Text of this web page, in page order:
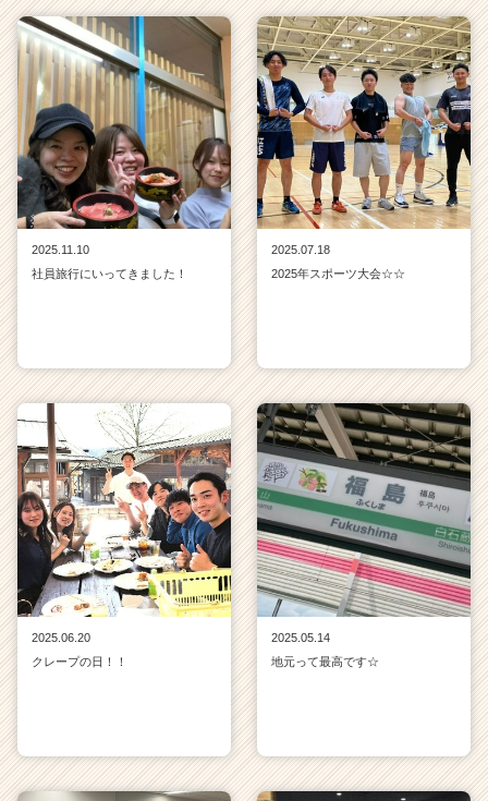
r）
2025.11.10
社員旅行にいってきました！
2025.07.18
2025年スポーツ大会☆☆
2025.06.20
クレープの日！！
2025.05.14
地元って最高です☆